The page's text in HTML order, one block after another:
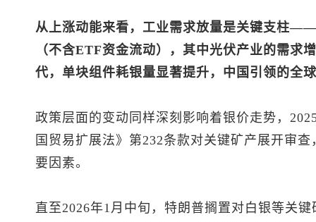
从上涨动能来看，工业需求放量是关键支柱
（不含ETF资金流动），其中光伏产业的需求
代，单块组件耗银量显著提升，中国引领的全
政策层面的变动同样深刻影响着银价走势，
国贸易扩展法》第232条款对关键矿产展开审
要因素。
直至2026年1月中旬，特朗普搁置对白银等关